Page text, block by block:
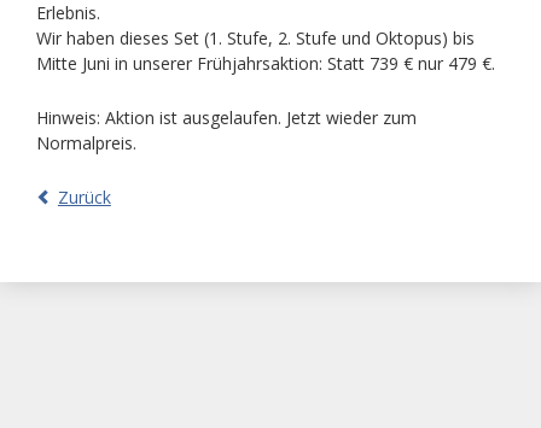
Erlebnis.
Wir haben dieses Set (1. Stufe, 2. Stufe und Oktopus) bis
Mitte Juni in unserer Frühjahrsaktion: Statt 739 € nur 479 €.
Hinweis: Aktion ist ausgelaufen. Jetzt wieder zum
Normalpreis.
Zurück